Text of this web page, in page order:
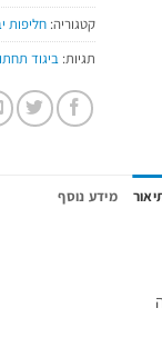
קטגוריה:חליפות
תגיות:ביגוד
מידע נוסף